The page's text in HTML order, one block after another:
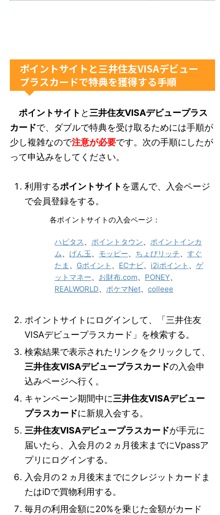
ポイントサイトと三井住友VISAデビュー
プラスカードで特典を獲得する手順
ポイントサイト と三井住友VISAデビュープラス
カードで、ダブルで特典を受け取るためには手順が
少し複雑なので注意が必要です。次の手順にしたが
って申込みをしてください。
利用するポイントサイト を選んで、入会ページ
で会員登録をする。
各ポイントサイトの入会ページ：
ハピタス 、 ポイントタウン、 ポイントインカ
ム、 げん玉 、 モッピー、 ちょびリッチ、 すぐ
たま 、 Gポイント 、 ECナビ、 i2iポイント 、 ゲ
ットマネー、 お財布.com、 PONEY、
REALWORLD、 ポケマNet、 colleee
ポイントサイトにログインして、「三井住友
VISAデビュープラスカード」を検索する。
検索結果で表示されたリンクをクリックして、
三井住友VISAデビュープラスカードの入会申
込みページへ行く。
キャンペーン期間中に三井住友VISAデビュー
プラスカードに新規入会する。
三井住友VISAデビュープラスカードが手元に
届いたら、入会月の２ヵ月後末までにVpassア
プリにログインする。
入会月の２ヵ月後末までにクレジットカードま
たはiDで買物利用する。
毎月の利用金額に20%を乗じた金額がカード